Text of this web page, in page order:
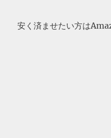
安く済ませたい方は